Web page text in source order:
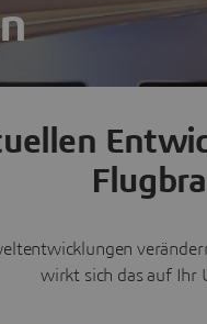
wirkt sich das auf Ihr